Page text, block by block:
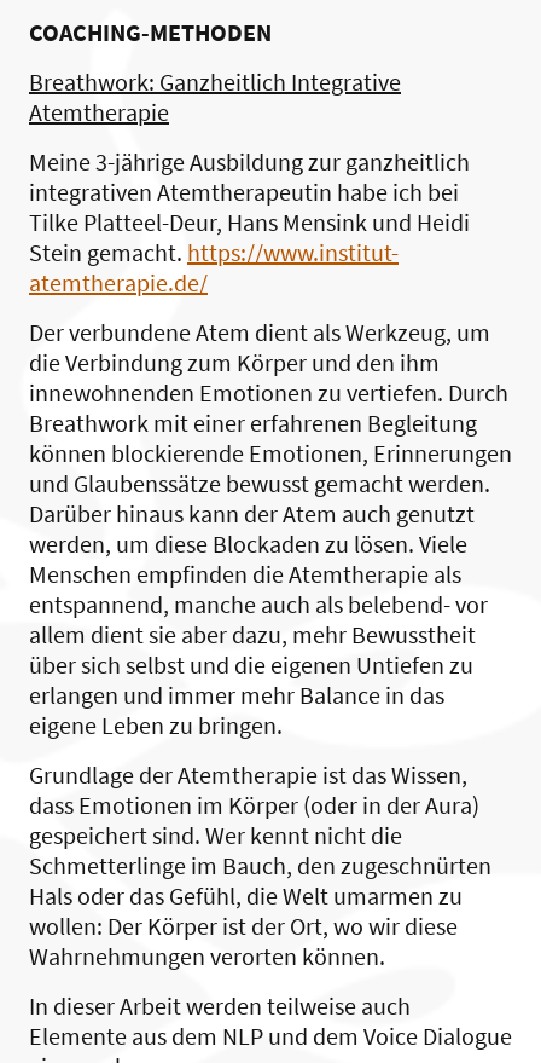
COACHING-METHODEN
Breathwork: Ganzheitlich Integrative
Atemtherapie
Meine 3-jährige Ausbildung zur ganzheitlich
integrativen Atemtherapeutin habe ich bei
Tilke Platteel-Deur, Hans Mensink und Heidi
Stein gemacht. https://www.institut-
atemtherapie.de/
Der verbundene Atem dient als Werkzeug, um
die Verbindung zum Körper und den ihm
innewohnenden Emotionen zu vertiefen. Durch
Breathwork mit einer erfahrenen Begleitung
können blockierende Emotionen, Erinnerungen
und Glaubenssätze bewusst gemacht werden.
Darüber hinaus kann der Atem auch genutzt
werden, um diese Blockaden zu lösen. Viele
Menschen empfinden die Atemtherapie als
entspannend, manche auch als belebend- vor
allem dient sie aber dazu, mehr Bewusstheit
über sich selbst und die eigenen Untiefen zu
erlangen und immer mehr Balance in das
eigene Leben zu bringen.
Grundlage der Atemtherapie ist das Wissen,
dass Emotionen im Körper (oder in der Aura)
gespeichert sind. Wer kennt nicht die
Schmetterlinge im Bauch, den zugeschnürten
Hals oder das Gefühl, die Welt umarmen zu
wollen: Der Körper ist der Ort, wo wir diese
Wahrnehmungen verorten können.
In dieser Arbeit werden teilweise auch
Elemente aus dem NLP und dem Voice Dialogue